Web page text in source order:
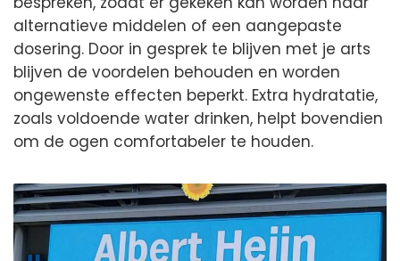
alternatieve middelen of een aangepaste
dosering. Door in gesprek te blijven met je arts
blijven de voordelen behouden en worden
ongewenste effecten beperkt. Extra hydratatie,
zoals voldoende water drinken, helpt bovendien
om de ogen comfortabeler te houden.